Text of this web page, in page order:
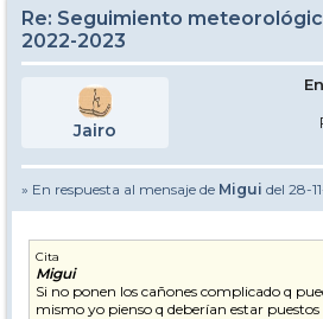
Re: Seguimiento
2022-2023
Jairo
» En respuesta al mensaje de Migui del 28-
Cita
Migui
Si no ponen los cañones complicado q
mismo yo pienso q deberían estar puestos